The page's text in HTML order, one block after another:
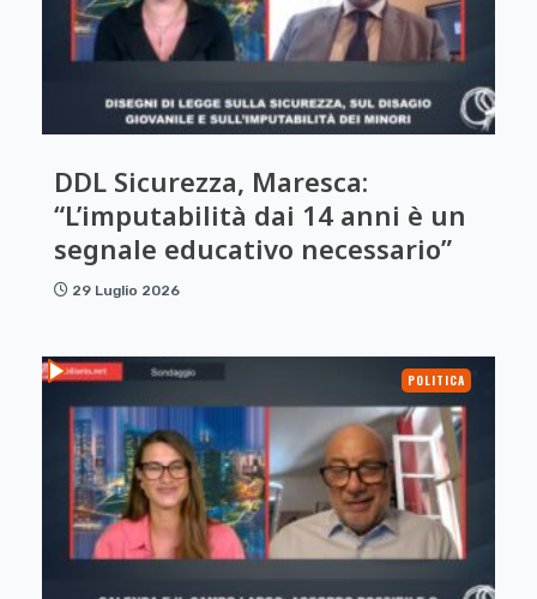
DDL Sicurezza, Maresca:
“L’imputabilità dai 14 anni è un
segnale educativo necessario”
29 Luglio 2026
POLITICA